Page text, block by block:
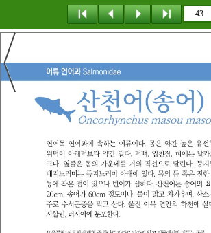
탐 색 책갈피 이 동 다운로드